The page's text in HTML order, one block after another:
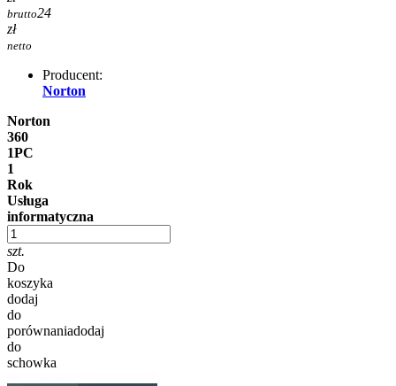
brutto24
zł
netto
Producent:
Norton
Norton
360
1PC
1
Rok
Usługa
informatyczna
szt.
Do
koszyka
dodaj
do
porównaniadodaj
do
schowka